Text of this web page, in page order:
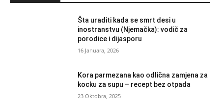
Šta uraditi kada se smrt desi u
inostranstvu (Njemačka): vodič za
porodice i dijasporu
16 Januara, 2026
Kora parmezana kao odlična zamjena za
kocku za supu – recept bez otpada
23 Oktobra, 2025